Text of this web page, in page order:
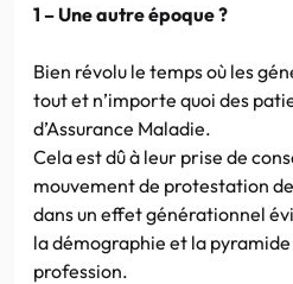
1 – Une autre époque ?
Bien révolu le temps où les
tout et n’importe quoi des
d’Assurance Maladie.
Cela est dû à leur prise de
mouvement de protestation
dans un effet générationnel
la démographie et la pyramide
profession.